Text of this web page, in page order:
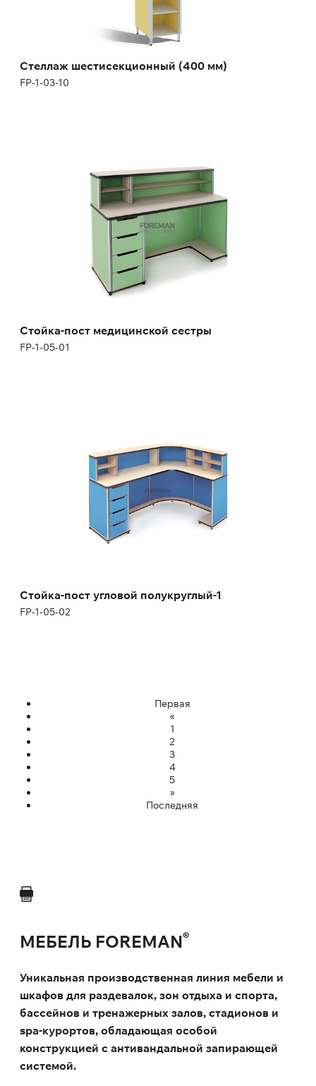
Стеллаж шестисекционный (400 мм)
FP-1-03-10
Стойка-пост медицинской сестры
FP-1-05-01
110 см
150 см
Стойка-пост угловой полукруглый-1
FP-1-05-02
110 см
180 см
Первая
«
1
2
3
4
5
»
Последняя
МЕБЕЛЬ FOREMAN®
Уникальная производственная линия мебели и
шкафов для раздевалок, зон отдыха и спорта,
бассейнов и тренажерных залов, стадионов и
spa-курортов, обладающая особой
конструкцией с антивандальной запирающей
системой.